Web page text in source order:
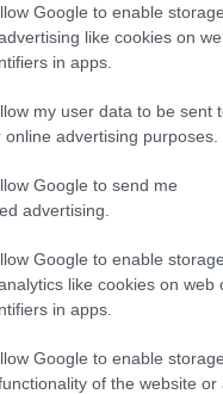
Google to enable storage
like cookies on
in apps.
my user data to be sent
advertising purposes.
Google to send me
advertising.
Google to enable storage
like cookies on web
in apps.
Google to enable storage
of the website or
értékkel rendelkező
vagy annál
értékkel rendelkező
a légi járművet
a kötelezett
hónap 5. napjáig
módon megküldje a
gazdálkodó
üzemeltetett